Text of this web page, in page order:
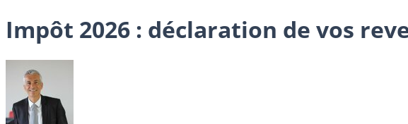
Impôt 2026 : déclaration de vos